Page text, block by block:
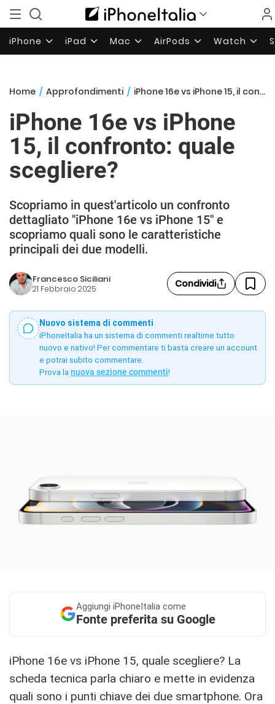
iPhone iPad Mac AirPods Watch
Home / Approfondimenti / iPhone 16e vs iPhone 15, il confronto: quale scegliere?
iPhone 16e vs iPhone
15, il confronto: quale
scegliere?
Scopriamo in quest'articolo un confronto
dettagliato "iPhone 16e vs iPhone 15" e
scopriamo quali sono le caratteristiche
principali dei due modelli.
Francesco Siciliani
21 Febbraio 2025 Condividi
Nuovo sistema di commenti
iPhoneItalia ha un sistema di commenti realtime tutto
nuovo e nativo! Per commentare ti basta creare un account
e potrai subito commentare.
Prova la nuova sezione commenti!
Aggiungi iPhoneItalia come
Fonte preferita su Google
iPhone 16e vs iPhone 15, quale scegliere? La
scheda tecnica parla chiaro e mette in evidenza
quali sono i punti chiave dei due smartphone. Ora